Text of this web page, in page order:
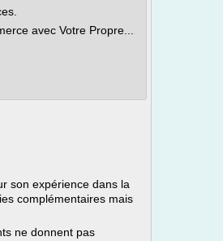
avec Votre Propre...
son expérience dans la
complémentaires mais
ne donnent pas